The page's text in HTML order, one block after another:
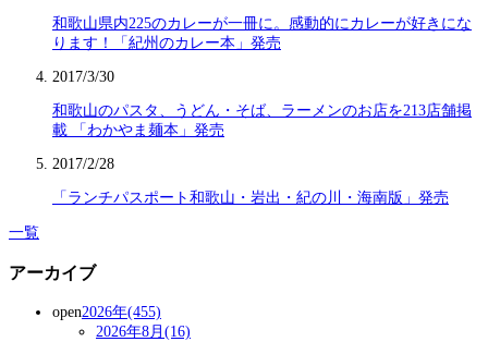
和歌山県内225のカレーが一冊に。感動的にカレーが好きにな
ります！「紀州のカレー本」発売
2017/3/30
和歌山のパスタ、うどん・そば、ラーメンのお店を213店舗掲
載 「わかやま麺本」発売
2017/2/28
「ランチパスポート和歌山・岩出・紀の川・海南版」発売
一覧
アーカイブ
open2026年(455)
2026年8月(16)